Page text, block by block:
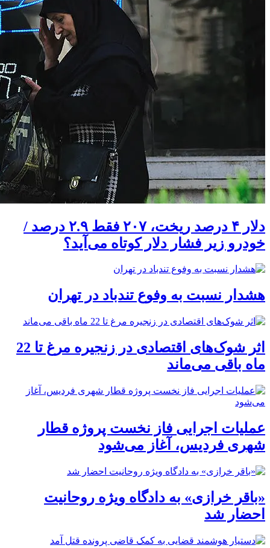
دلار ۴ درصد ریخت، ۲۰۷ فقط ۲.۹ درصد /
خودرو زیر فشار دلار کوتاه می‌آید؟
هشدار نسبت به وفوع تندباد در تهران
اثر شوک‌های اقتصادی در زنجیره مرغ تا 22
ماه باقی می‌ماند
عملیات اجرایی فاز نخست پروژه قطار
شهری فردیس، آغاز می‌شود
«باقر خرازی» به دادگاه ویژه روحانیت
احضار شد